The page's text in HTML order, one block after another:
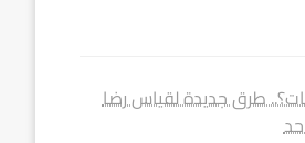
طرق جديدة لقياس رضا